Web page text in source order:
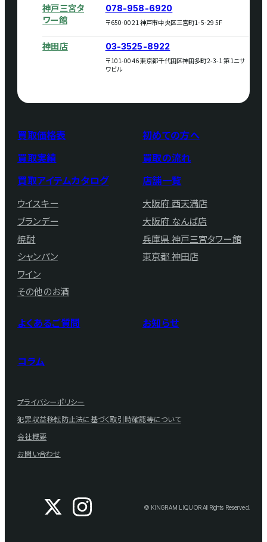
買取価格表
買取実績
買取アイテムカタログ
ウイスキー
ブランデー
焼酎
シャンパン
ワイン
その他のお酒
初めての方へ
買取の流れ
店舗一覧
大阪府 西天満店
大阪府 なんば店
兵庫県 神戸三宮タワー館
東京都 神田店
よくあるご質問 お知らせ
コラム
プライバシーポリシー
犯罪収益移転防止法に基づく取引時確認等について
会社概要
お問い合わせ
神戸三宮タ
ワー館
078-958-6920
〒650-0021 神戸市中央区三宮町1-5-29 5F
神田店 03-3525-8922
〒101-0046 東京都千代田区神田多町2-3-1 第1ニサ
ワビル
© KINGRAM LIQUOR All Rights Reserved.